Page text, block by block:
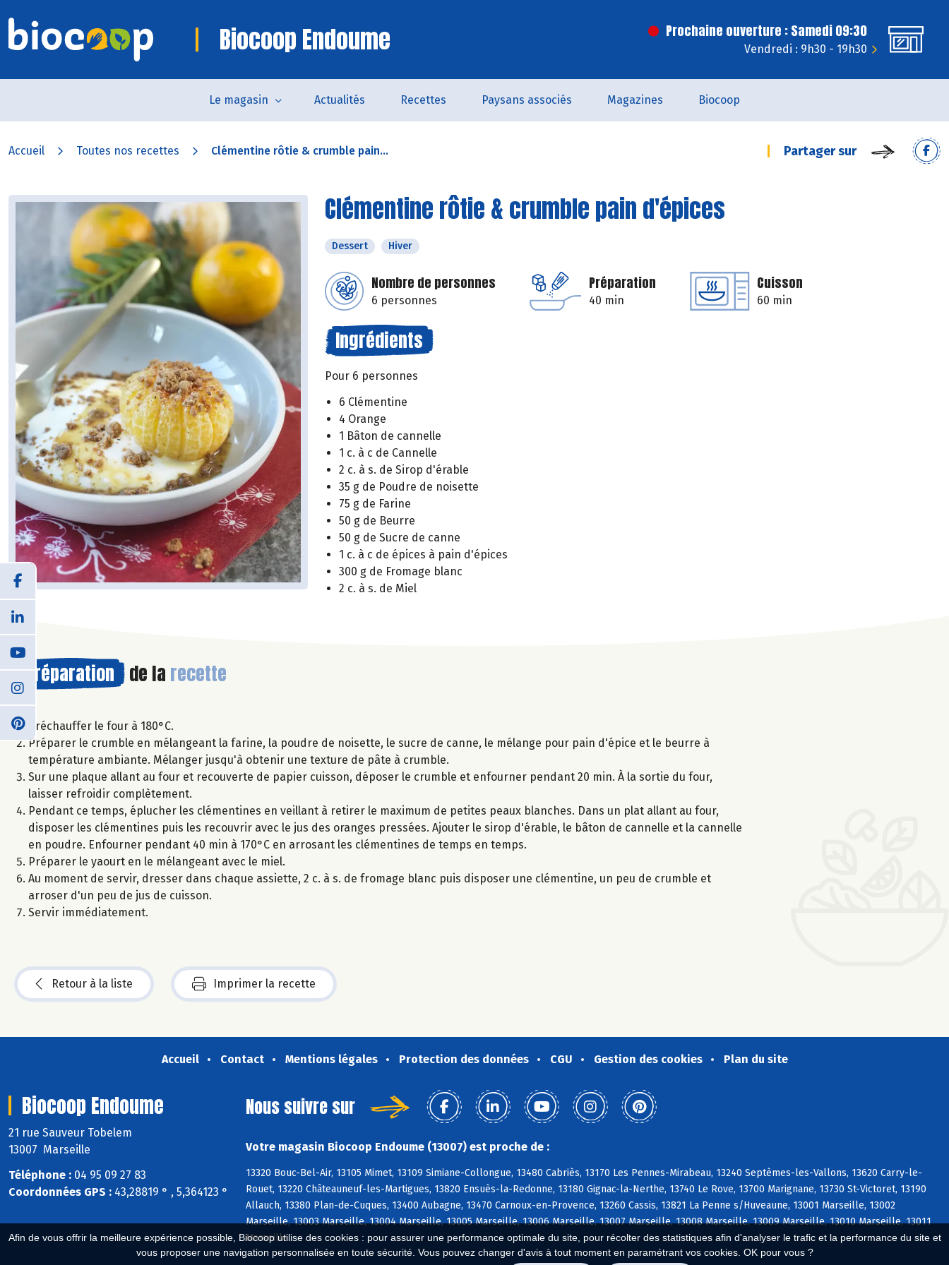
Afin de vous offrir la meilleure expérience possible, Biocoop utilise des cookies : pour assurer une performance optimale du site, pour récolter des statistiques afin d'analyser le trafic et la performance du site et
vous proposer une navigation personnalisée en toute sécurité. Vous pouvez changer d'avis à tout moment en paramétrant vos cookies. OK pour vous ?
Biocoop Endoume Prochaine ouverture : Samedi 09:30
Vendredi : 9h30 - 19h30
Le magasin Actualités Recettes Paysans associés Magazines Biocoop
Accueil Toutes nos recettes Clémentine rôtie & crumble pain... Partager sur
Clémentine rôtie & crumble pain d'épices
Dessert Hiver
Nombre de personnes
6 personnes
Préparation
40 min
Cuisson
60 min
Ingrédients
Pour 6 personnes
6 Clémentine
4 Orange
1 Bâton de cannelle
1 c. à c de Cannelle
2 c. à s. de Sirop d'érable
35 g de Poudre de noisette
75 g de Farine
50 g de Beurre
50 g de Sucre de canne
1 c. à c de épices à pain d'épices
300 g de Fromage blanc
2 c. à s. de Miel
Préparation de la recette
Préchauffer le four à 180°C.
Préparer le crumble en mélangeant la farine, la poudre de noisette, le sucre de canne, le mélange pour pain d'épice et le beurre à
température ambiante. Mélanger jusqu'à obtenir une texture de pâte à crumble.
Sur une plaque allant au four et recouverte de papier cuisson, déposer le crumble et enfourner pendant 20 min. À la sortie du four,
laisser refroidir complètement.
Pendant ce temps, éplucher les clémentines en veillant à retirer le maximum de petites peaux blanches. Dans un plat allant au four,
disposer les clémentines puis les recouvrir avec le jus des oranges pressées. Ajouter le sirop d'érable, le bâton de cannelle et la cannelle
en poudre. Enfourner pendant 40 min à 170°C en arrosant les clémentines de temps en temps.
Préparer le yaourt en le mélangeant avec le miel.
Au moment de servir, dresser dans chaque assiette, 2 c. à s. de fromage blanc puis disposer une clémentine, un peu de crumble et
arroser d'un peu de jus de cuisson.
Servir immédiatement.
Retour à la liste Imprimer la recette
Accueil Contact Mentions légales Protection des données CGU Gestion des cookies Plan du site
Biocoop Endoume
21 rue Sauveur Tobelem
13007 Marseille
Téléphone : 04 95 09 27 83
Coordonnées GPS : 43,28819 ° , 5,364123 °
Nous suivre sur
Votre magasin Biocoop Endoume (13007) est proche de :
13320 Bouc-Bel-Air, 13105 Mimet, 13109 Simiane-Collongue, 13480 Cabriès, 13170 Les Pennes-Mirabeau, 13240 Septèmes-les-Vallons, 13620 Carry-le-
Rouet, 13220 Châteauneuf-les-Martigues, 13820 Ensuès-la-Redonne, 13180 Gignac-la-Nerthe, 13740 Le Rove, 13700 Marignane, 13730 St-Victoret, 13190
Allauch, 13380 Plan-de-Cuques, 13400 Aubagne, 13470 Carnoux-en-Provence, 13260 Cassis, 13821 La Penne s/Huveaune, 13001 Marseille, 13002
Marseille, 13003 Marseille, 13004 Marseille, 13005 Marseille, 13006 Marseille, 13007 Marseille, 13008 Marseille, 13009 Marseille, 13010 Marseille, 13011
Marseille